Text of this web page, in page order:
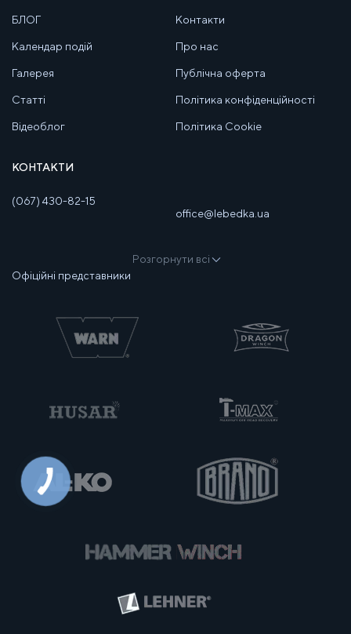
БЛОГ
Календар подій
Галерея
Статті
Відеоблог
Контакти
Про нас
Публічна оферта
Політика конфіденційності
Політика Cookie
КОНТАКТИ
(067) 430-82-15
office@lebedka.ua
Розгорнути всі
Офіційні представники